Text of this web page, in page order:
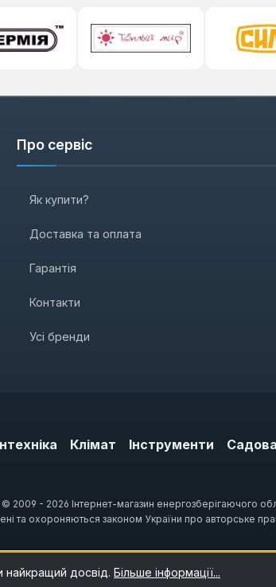
Про сервіс
Як купити?
Доставка та оплата
Гарантія
Контакти
Усі бренди
Клімат Інструменти
© 2009 - 2026 Інтернет-магазин енергозберігаючого
та охороняються законом України про авторське
досвід. Більше інформації...